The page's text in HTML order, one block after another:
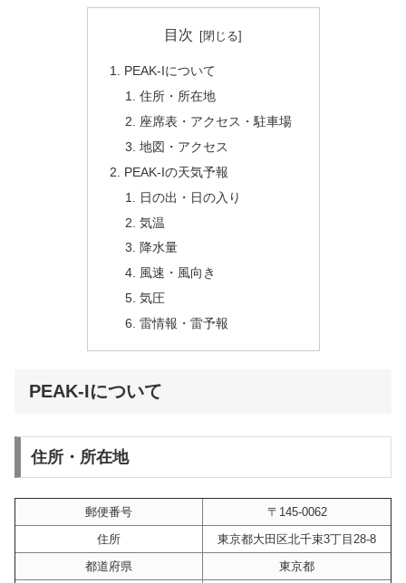
目次
PEAK-Iについて
住所・所在地
座席表・アクセス・駐車場
地図・アクセス
PEAK-Iの天気予報
日の出・日の入り
気温
降水量
風速・風向き
気圧
雷情報・雷予報
PEAK-Iについて
住所・所在地
郵便番号
〒145-0062
住所
東京都大田区北千束3丁目28-8
都道府県
東京都